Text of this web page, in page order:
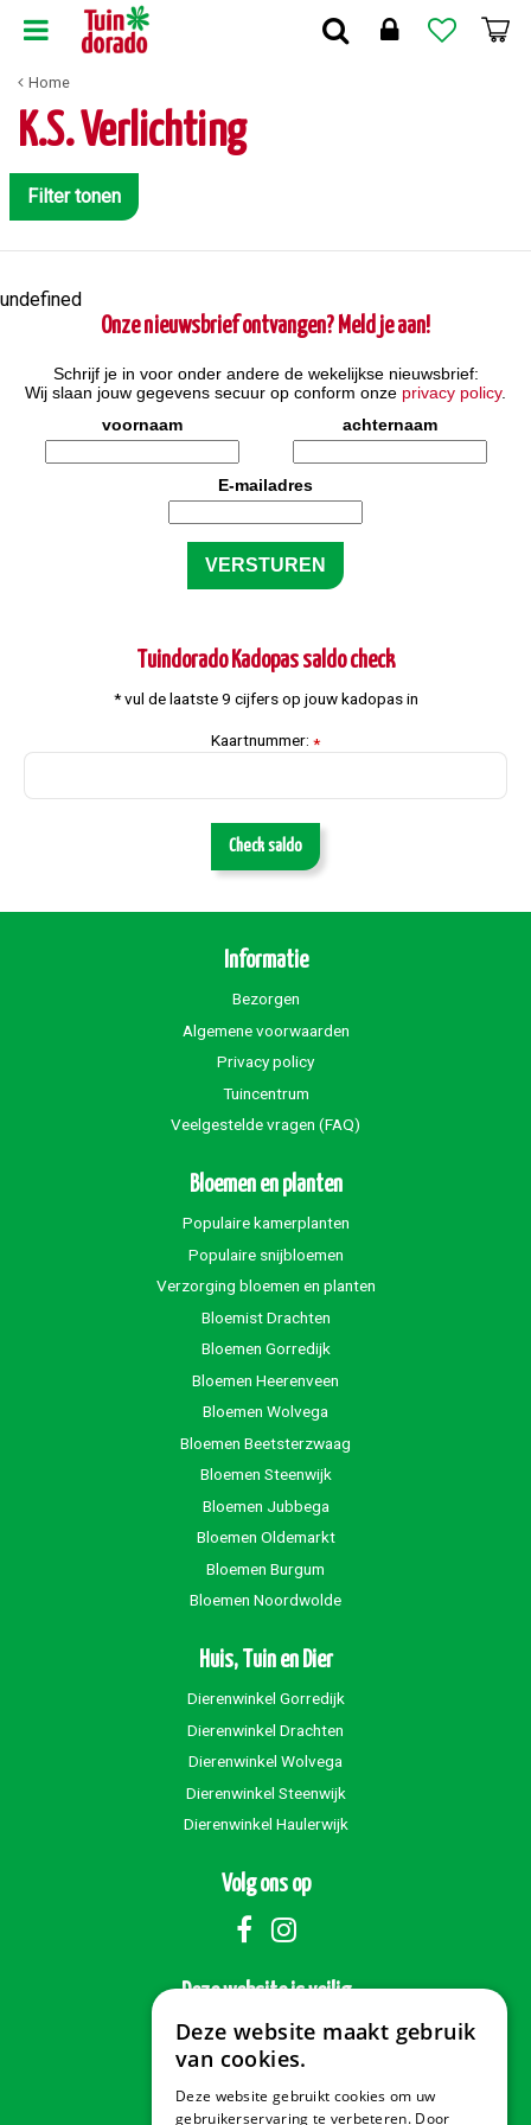
t
n
Home
K.S. Verlichting
Filter tonen
undefined
Onze nieuwsbrief ontvangen? Meld je aan!
Schrijf je in voor onder andere de wekelijkse nieuwsbrief:
Wij slaan jouw gegevens secuur op conform onze privacy policy.
voornaam
achternaam
E-mailadres
Tuindorado Kadopas saldo check
* vul de laatste 9 cijfers op jouw kadopas in
Kaartnummer: *
Check saldo
Informatie
Bezorgen
Algemene voorwaarden
Privacy policy
Tuincentrum
Veelgestelde vragen (FAQ)
Bloemen en planten
Populaire kamerplanten
Populaire snijbloemen
Verzorging bloemen en planten
Bloemist Drachten
Bloemen Gorredijk
Bloemen Heerenveen
Bloemen Wolvega
Bloemen Beetsterzwaag
Bloemen Steenwijk
Bloemen Jubbega
Bloemen Oldemarkt
Bloemen Burgum
Bloemen Noordwolde
Huis, Tuin en Dier
Dierenwinkel Gorredijk
Dierenwinkel Drachten
Dierenwinkel Wolvega
Dierenwinkel Steenwijk
Dierenwinkel Haulerwijk
Volg ons op
Deze website is veilig
Veilig betalen
Deze website maakt gebruik
van cookies.
Deze website gebruikt cookies om uw
gebruikerservaring te verbeteren. Door